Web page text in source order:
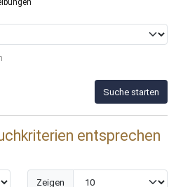
Suche starten
entsprechen
Zeigen